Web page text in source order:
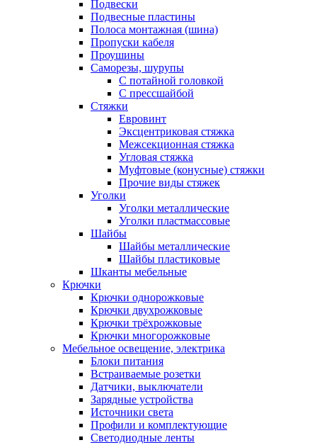
Подвески
Подвесные пластины
Полоса монтажная (шина)
Пропуски кабеля
Проушины
Саморезы, шурупы
С потайной головкой
С прессшайбой
Стяжки
Евровинт
Эксцентриковая стяжка
Межсекционная стяжка
Угловая стяжка
Муфтовые (конусные) стяжки
Прочие виды стяжек
Уголки
Уголки металлические
Уголки пластмассовые
Шайбы
Шайбы металлические
Шайбы пластиковые
Шканты мебельные
Крючки
Крючки однорожковые
Крючки двухрожковые
Крючки трёхрожковые
Крючки многорожковые
Мебельное освещение, электрика
Блоки питания
Встраиваемые розетки
Датчики, выключатели
Зарядные устройства
Источники света
Профили и комплектующие
Светодиодные ленты